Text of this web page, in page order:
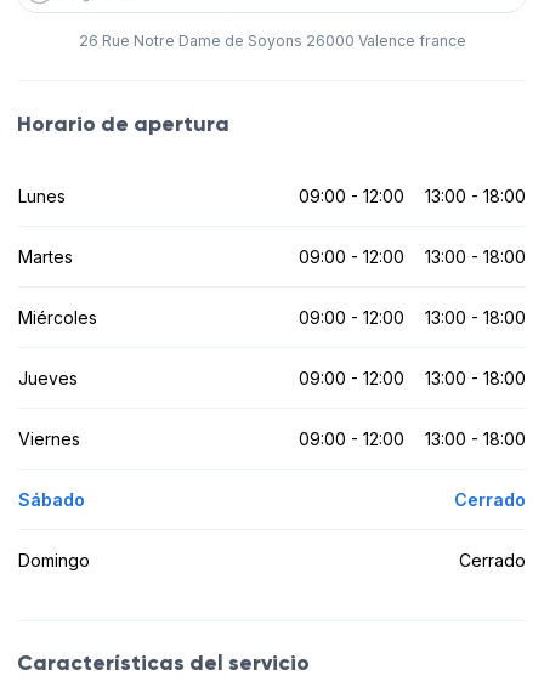
26 Rue Notre Dame de Soyons 26000 Valence france
Horario de apertura
Lunes 09:00 - 12:00 13:00 - 18:00
Martes 09:00 - 12:00 13:00 - 18:00
Miércoles 09:00 - 12:00 13:00 - 18:00
Jueves 09:00 - 12:00 13:00 - 18:00
Viernes 09:00 - 12:00 13:00 - 18:00
Sábado Cerrado
Domingo Cerrado
Características del servicio